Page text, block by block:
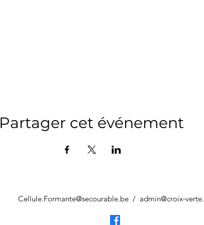
Partager cet événement
Cellule.Formante@secourable.be/ admin@croix-